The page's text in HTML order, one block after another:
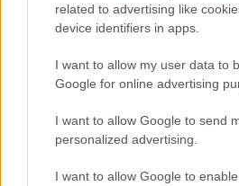
related to advertising like
device identifiers in apps.
I want to allow my user data to
Google for online advertising
I want to allow Google to send
personalized advertising.
I want to allow Google to
Kapcsolódó hírek
PLETYKÁK,